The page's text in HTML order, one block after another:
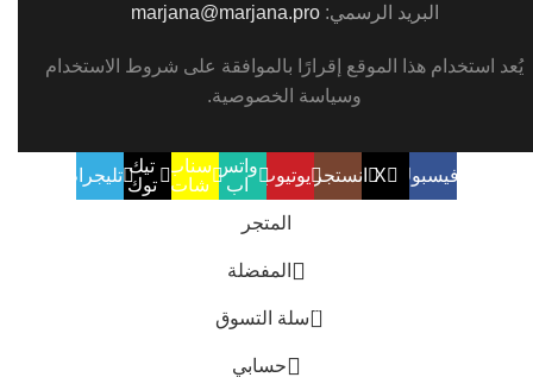
البريد الرسمي:marjana@marjana.pro
يُعد استخدام هذا الموقع إقرارًا بالموافقة على شروط الاستخدام
وسياسة الخصوصية.
فيسبوك X انستجراميوتيوبواتس
اب
سناب
شات
تيك
توك تليجرام
المتجر
المفضلة
0 سلة التسوق
حسابي